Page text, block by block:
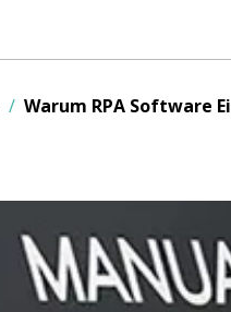
Warum RPA Software